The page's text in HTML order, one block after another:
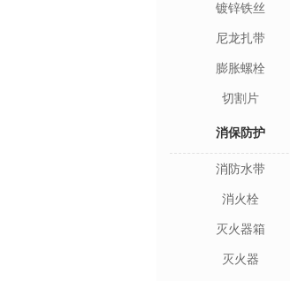
镀锌铁丝
尼龙扎带
膨胀螺栓
切割片
消保防护
消防水带
消火栓
灭火器箱
灭火器